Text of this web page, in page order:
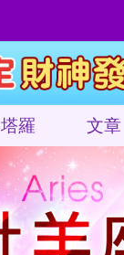
塔羅 文章